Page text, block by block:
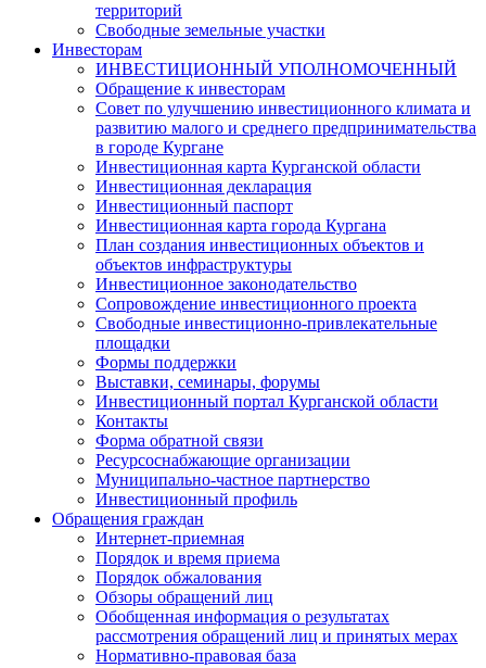
территорий
Свободные земельные участки
Инвесторам
ИНВЕСТИЦИОННЫЙ УПОЛНОМОЧЕННЫЙ
Обращение к инвесторам
Совет по улучшению инвестиционного климата и
развитию малого и среднего предпринимательства
в городе Кургане
Инвестиционная карта Курганской области
Инвестиционная декларация
Инвестиционный паспорт
Инвестиционная карта города Кургана
План создания инвестиционных объектов и
объектов инфраструктуры
Инвестиционное законодательство
Сопровождение инвестиционного проекта
Свободные инвестиционно-привлекательные
площадки
Формы поддержки
Выставки, семинары, форумы
Инвестиционный портал Курганской области
Контакты
Форма обратной связи
Ресурсоснабжающие организации
Муниципально-частное партнерство
Инвестиционный профиль
Обращения граждан
Интернет-приемная
Порядок и время приема
Порядок обжалования
Обзоры обращений лиц
Обобщенная информация о результатах
рассмотрения обращений лиц и принятых мерах
Нормативно-правовая база